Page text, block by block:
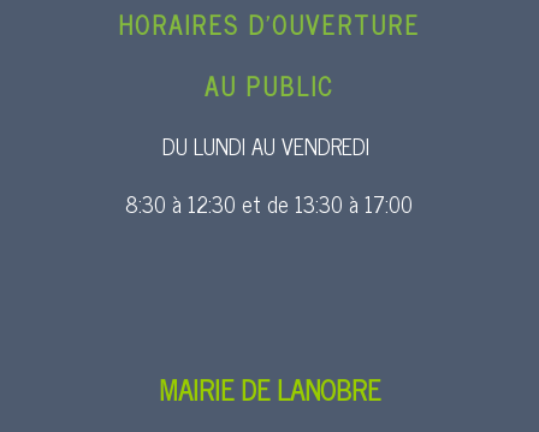
HORAIRES D’OUVERTURE
AU PUBLIC
DU LUNDI AU VENDREDI
8:30 à 12:30 et de 13:30 à 17:00
MAIRIE DE LANOBRE